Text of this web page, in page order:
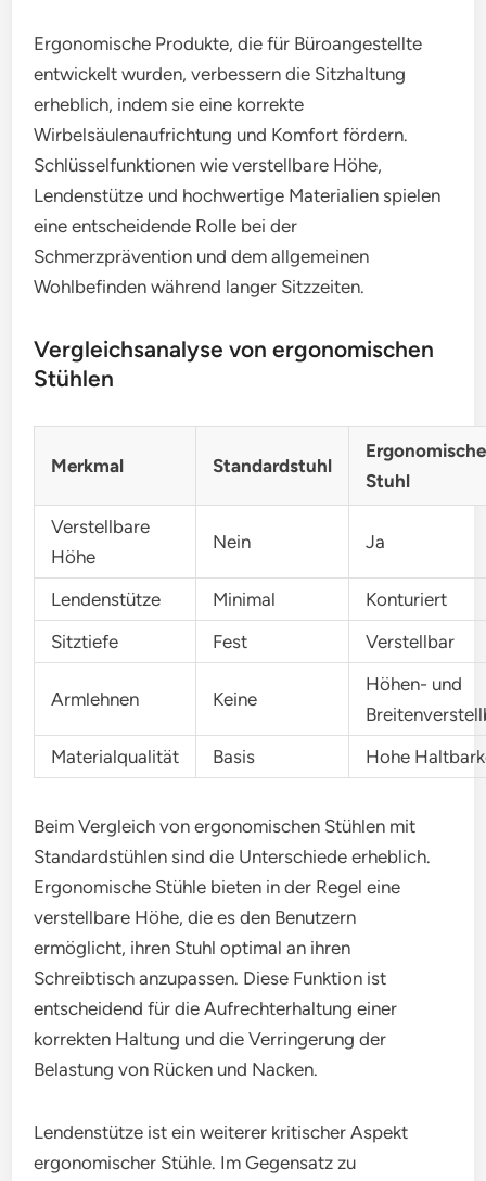
Ergonomische Produkte, die für Büroangestellte
entwickelt wurden, verbessern die Sitzhaltung
erheblich, indem sie eine korrekte
Wirbelsäulenaufrichtung und Komfort fördern.
Schlüsselfunktionen wie verstellbare Höhe,
Lendenstütze und hochwertige Materialien spielen
eine entscheidende Rolle bei der
Schmerzprävention und dem allgemeinen
Wohlbefinden während langer Sitzzeiten.
Vergleichsanalyse von ergonomischen
Stühlen
Merkmal Standardstuhl
Stuhl
Verstellbare
Höhe
Nein Ja
Lendenstütze Minimal
Konturiert
Sitztiefe
Fest Verstellbar
Armlehnen Keine
Höhen- und
Materialqualität
Basis Hohe
Beim Vergleich von ergonomischen Stühlen mit
Standardstühlen sind die Unterschiede erheblich.
Ergonomische Stühle bieten in der Regel eine
verstellbare Höhe, die es den Benutzern
ermöglicht, ihren Stuhl optimal an ihren
Schreibtisch anzupassen. Diese Funktion ist
entscheidend für die Aufrechterhaltung einer
korrekten Haltung und die Verringerung der
Belastung von Rücken und Nacken.
Lendenstütze ist ein weiterer kritischer Aspekt
ergonomischer Stühle. Im Gegensatz zu